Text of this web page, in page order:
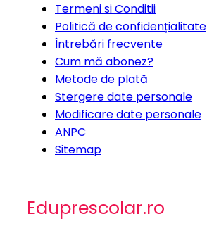
Termeni si Conditii
Politică de confidențialitate
Întrebări frecvente
Cum mă abonez?
Metode de plată
Stergere date personale
Modificare date personale
ANPC
Sitemap
Eduprescolar.ro